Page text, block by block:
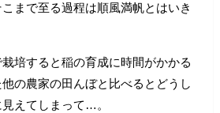
まで至る過程は順風満帆とはいき
培すると稲の育成に時間がかかる
の農家の田んぼと比べるとどうし
えてしまって…。